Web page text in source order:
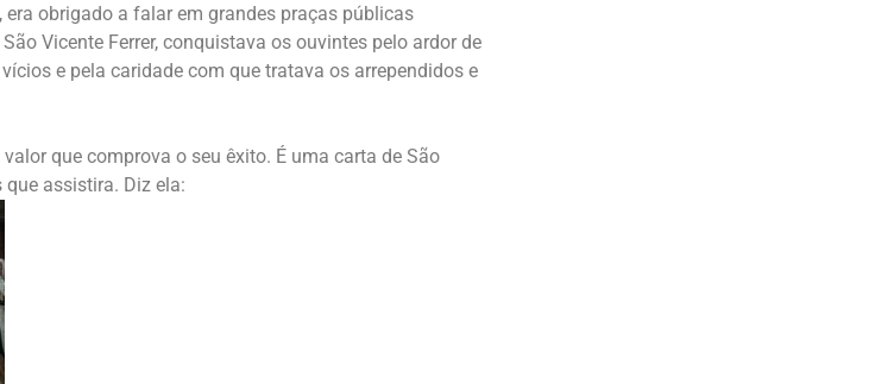
obrigado a falar em grandes praças públicas
Vicente Ferrer, conquistava os ouvintes pelo ardor de
e pela caridade com que tratava os arrependidos e
que comprova o seu êxito. É uma carta de São
assistira. Diz ela: